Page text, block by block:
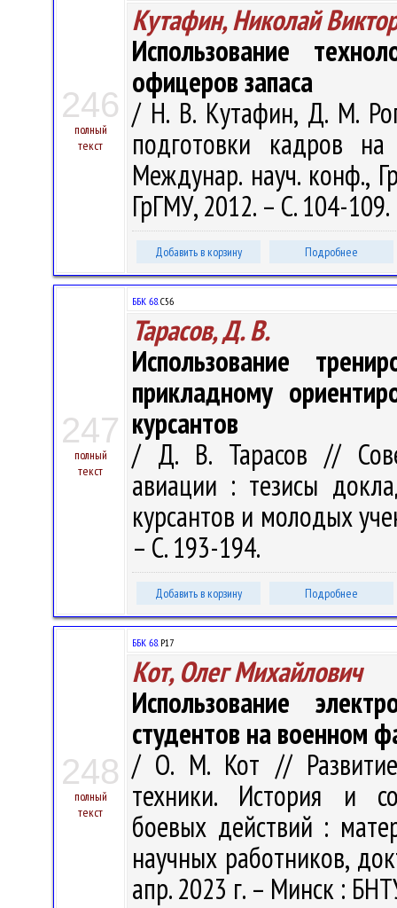
246
полный
текст
Кутафин, Николай
Использование
офицеров запаса
/ Н. В. Кутафин, Д. М.
подготовки кадров
Междунар. науч. конф.,
ГрГМУ, 2012. – С. 104-109.
Добавить в корзину Подробнее
247
полный
текст
ББК 68.С56
Тарасов, Д. В.
Использование
прикладному
курсантов
/ Д. В. Тарасов //
авиации : тезисы
курсантов и молодых
– С. 193-194.
Добавить в корзину Подробнее
248
полный
текст
ББК 68.Р17
Кот, Олег Михайлович
Использование
студентов на военном
/ О. М. Кот // Развитие
техники. История и
боевых действий :
научных работников,
апр. 2023 г. – Минск :